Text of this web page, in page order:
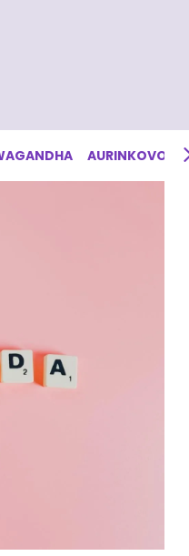
AURINKOVOIDE